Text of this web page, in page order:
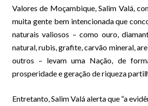
Valores de Moçambique, Salim Valá,
muita gente bem intencionada que
naturais valiosos – como ouro,
natural, rubis, grafite, carvão mineral,
outros – levam uma Nação, de
prosperidade e geração de riqueza
Entretanto, Salim Valá alerta que “a